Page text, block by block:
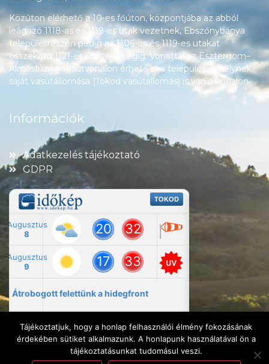
Közúton elérhető a 10-es főúton, központjába az abból
leágazó 1118-as és 1119-es utak vezetnek, Ebszőnybánya
településrészén pedig az 1106-os és 1119-es utakat
összekötő 1121-es út halad végig. Vonattal az Esztergom–
Almásfüzitő-vasútvonalon érhető el a település, amelynek
saját vasútállomása (Tokod vasútállomás) is van a vonalon.
Információk
Adatkezelés tájékoztató
GDPR
Tájékoztatjuk, hogy a honlap felhasználói élmény fokozásának
érdekében sütiket alkalmazunk. A honlapunk használatával ön a
tájékoztatásunkat tudomásul veszi.